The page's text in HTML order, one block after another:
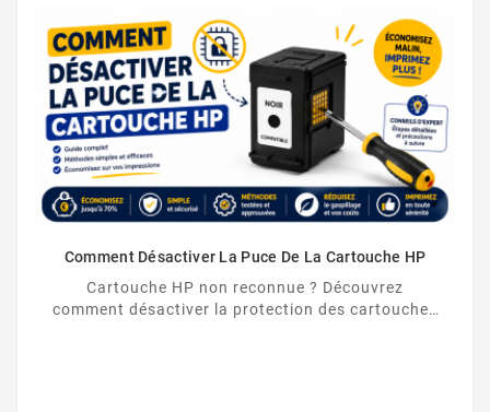
Comment Désactiver La Puce De La Cartouche HP
Cartouche HP non reconnue ? Découvrez
comment désactiver la protection des cartouches